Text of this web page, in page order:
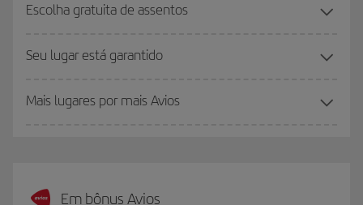
Escolha gratuita de assentos
Seu lugar está garantido
Mais lugares por mais Avios
Em bônus Avios